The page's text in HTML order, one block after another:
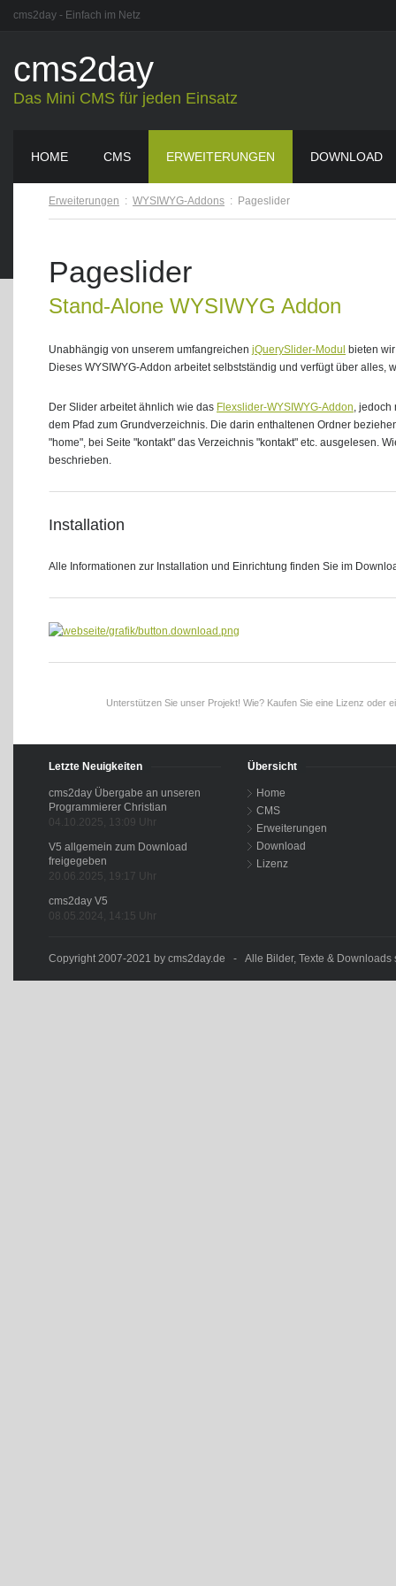
cms2day - Einfach im Netz
cms2day
Das Mini CMS für jeden Einsatz
HOME CMS ERWEITERUNGEN DOWNLOAD
Erweiterungen : WYSIWYG-Addons : Pageslider
Pageslider
Stand-Alone WYSIWYG Addon
Unabhängig von unserem umfangreichen jQuerySlider-Modul bieten
Dieses WYSIWYG-Addon arbeitet selbstständig und verfügt über
Der Slider arbeitet ähnlich wie das Flexslider-WYSIWYG-Addon, jedoch
dem Pfad zum Grundverzeichnis. Die darin enthaltenen Ordner
"home", bei Seite "kontakt" das Verzeichnis "kontakt" etc. ausgelesen.
beschrieben.
Installation
Alle Informationen zur Installation und Einrichtung finden Sie im
Unterstützen Sie unser Projekt! Wie? Kaufen Sie eine Lizenz oder
Letzte Neuigkeiten
cms2day Übergabe an unseren
Programmierer Christian
04.10.2025, 13:09 Uhr
V5 allgemein zum Download
freigegeben
20.06.2025, 19:17 Uhr
cms2day V5
08.05.2024, 14:15 Uhr
Übersicht
Home
CMS
Erweiterungen
Download
Lizenz
Copyright 2007-2021 by cms2day.de - Alle Bilder, Texte & Downloads